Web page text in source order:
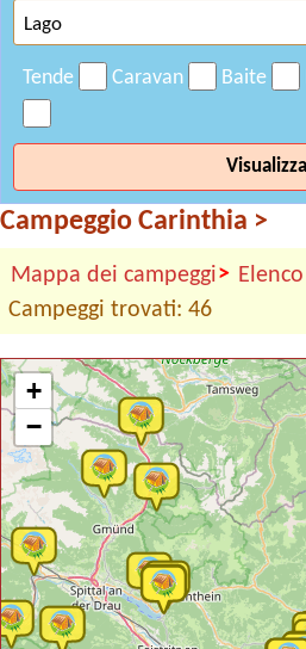
Tende Caravan Baite
Visualizza
Campeggio Carinthia >
Mappa dei campeggi>
Campeggi trovati: 46
+
−